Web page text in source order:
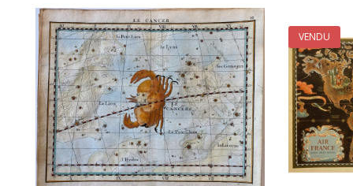
VENDU